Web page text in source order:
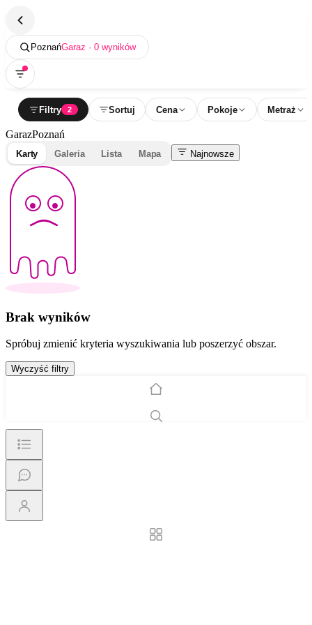
PoznańGaraz · 0 wyników
Filtry 2 Sortuj Cena Pokoje Metraż
GarazPoznań
Karty Galeria Lista Mapa Najnowsze
Brak wyników
Spróbuj zmienić kryteria wyszukiwania lub poszerzyć obszar.
Wyczyść filtry